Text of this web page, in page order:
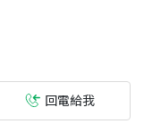
回電給我